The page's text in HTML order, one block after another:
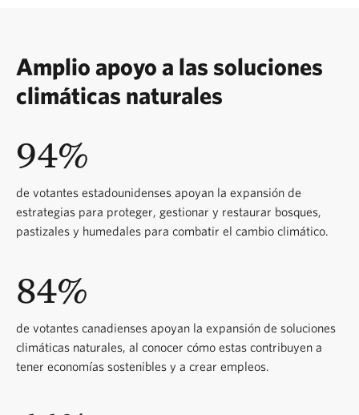
Amplio apoyo a las soluciones
climáticas naturales
94%
de votantes estadounidenses apoyan la expansión de
estrategias para proteger, gestionar y restaurar bosques,
pastizales y humedales para combatir el cambio climático.
84%
de votantes canadienses apoyan la expansión de soluciones
climáticas naturales, al conocer cómo estas contribuyen a
tener economías sostenibles y a crear empleos.